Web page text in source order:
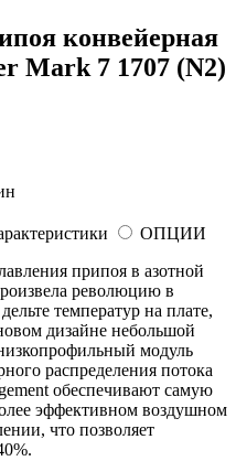
конвейерная
Mark 7 1707 (N2)
ОПЦИИ
припоя в азотной
революцию в
температур на плате,
дизайне небольшой
модуль
распределения потока
обеспечивают самую
эффективном воздушном
что позволяет